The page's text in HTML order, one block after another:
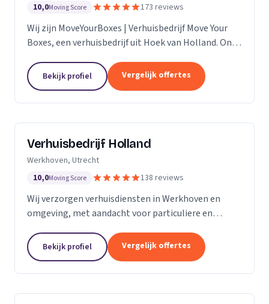
10,0Moving Score 173 reviews
Wij zijn MoveYourBoxes | Verhuisbedrijf Move Your
Boxes, een verhuisbedrijf uit Hoek van Holland. Ons
Bekijk profiel Vergelijk offertes
Verhuisbedrijf Holland
Werkhoven, Utrecht
10,0Moving Score 138 reviews
Wij verzorgen verhuisdiensten in Werkhoven en
omgeving, met aandacht voor particuliere en
Bekijk profiel Vergelijk offertes